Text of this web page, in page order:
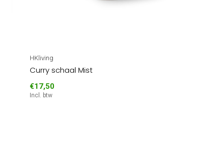
HKliving
Curry schaal Mist
€17,50
Incl. btw